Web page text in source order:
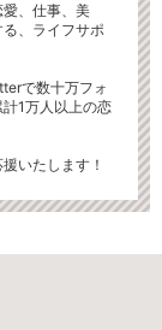
愛、仕事、美
、ライフサポ
で数十万フォ
1万人以上の恋
いたします！